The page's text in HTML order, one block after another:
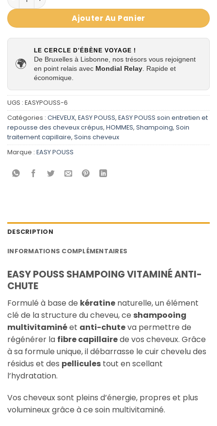
Ajouter Au Panier
🌍
LE CERCLE D'ÉBÈNE VOYAGE !
De Bruxelles à Lisbonne, nos trésors vous rejoignent
en point relais avec Mondial Relay . Rapide et
économique.
UGS : EASYPOUSS-6
Catégories : CHEVEUX, EASY POUSS, EASY POUSS soin entretien et
repousse des cheveux crépus, HOMMES, Shampoing, Soin
traitement capillaire, Soins cheveux
Marque : EASY POUSS
DESCRIPTION
INFORMATIONS COMPLÉMENTAIRES
EASY POUSS SHAMPOING VITAMINÉ ANTI-
CHUTE
Formulé à base de kératine naturelle, un élément
clé de la structure du cheveu, ce shampooing
multivitaminéet anti-chuteva permettre de
régénérer la fibre capillairede vos cheveux. Grâce
à sa formule unique, il débarrasse le cuir chevelu des
résidus et des pellicules tout en scellant
l’hydratation.
Vos cheveux sont pleins d’énergie, propres et plus
volumineux grâce à ce soin multivitaminé.